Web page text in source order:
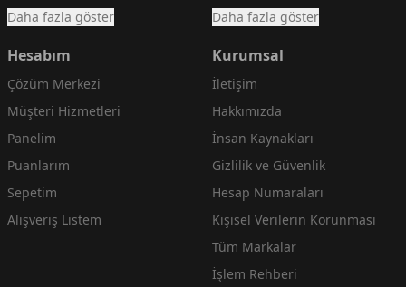
Daha fazla göster
Daha fazla göster
Hesabım
Çözüm Merkezi
Müşteri Hizmetleri
Panelim
Puanlarım
Sepetim
Alışveriş Listem
Kurumsal
İletişim
Hakkımızda
İnsan Kaynakları
Gizlilik ve Güvenlik
Hesap Numaraları
Kişisel Verilerin Korunması
Tüm Markalar
İşlem Rehberi